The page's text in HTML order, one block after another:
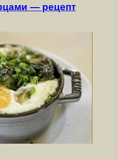
— рецепт